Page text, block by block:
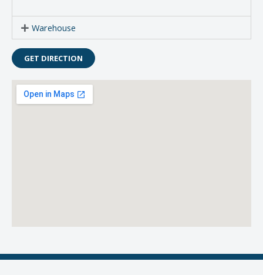
Warehouse
GET DIRECTION